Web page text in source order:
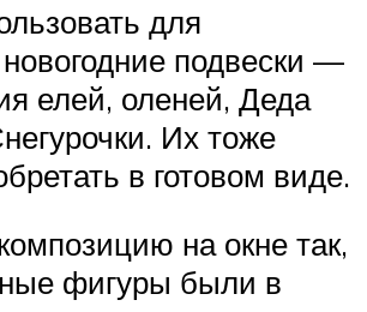
для
подвески —
елей, оленей, Деда
Их тоже
в готовом виде.
на окне так,
фигуры были в